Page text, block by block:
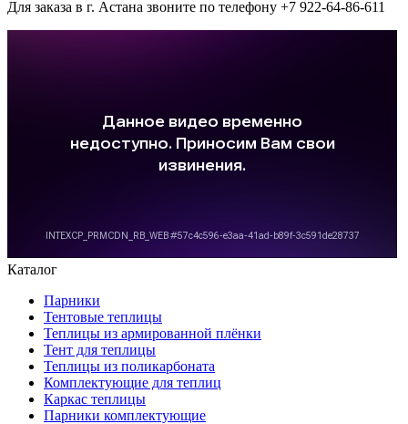
Для заказа в г. Астана звоните по телефону +7 922-64-86-611
Каталог
Парники
Тентовые теплицы
Теплицы из армированной плёнки
Тент для теплицы
Теплицы из поликарбоната
Комплектующие для теплиц
Каркас теплицы
Парники комплектующие